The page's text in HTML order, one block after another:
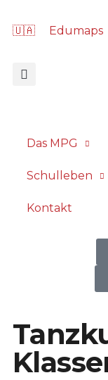
🇺🇦 Edumaps
Das MPG
Schulleben
Kontakt